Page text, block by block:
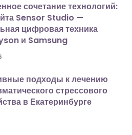
сочетание технологий:
Sensor Studio —
цифровая техника
и Samsung
подходы к лечению
стрессового
в Екатеринбурге